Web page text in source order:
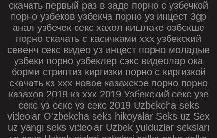
скачать первый раз в заде порно с узбечкой
порно узбеков узбекча порно уз инцест 3gp
анал узбечек секс хахол кишлаке озбекше
порно скачать с касичками ххх узбекский
севенч секс видео уз инцест порно моладые
узбеки порно узбеклер сэкс видеолар ока
борми стриптиз киргизки порно с киргизкой
скачать кз ххх новое казахское порно порно
казахов 2019 кз ххх 2019 Узбекский секс узе
секс уз секс уз секс 2019 Uzbekcha seks
videolar O'zbekcha seks hikoyalar Seks uz Sex
uz yangi seks videolar Uzbek yulduzlar sekslari